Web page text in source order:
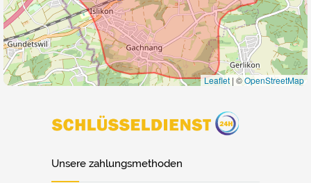
Leaflet | ©OpenStreetMap
Unsere zahlungsmethoden